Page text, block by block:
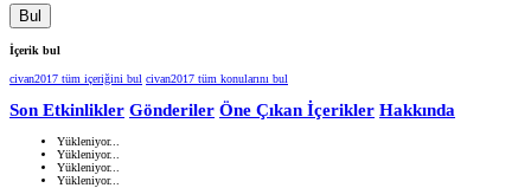
Bul
İçerik bul
civan2017 tüm içeriğini bul civan2017 tüm konularını bul
Son Etkinlikler Gönderiler Öne Çıkan İçerikler Hakkında
Yükleniyor...
Yükleniyor...
Yükleniyor...
Yükleniyor...